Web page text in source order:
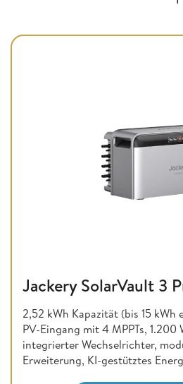
Jackery SolarVault 3
2,52 kWh Kapazität (bis 15
PV-Eingang mit 4 MPPTs, 1.200
integrierter Wechselrichter,
Erweiterung, KI-gestütztes